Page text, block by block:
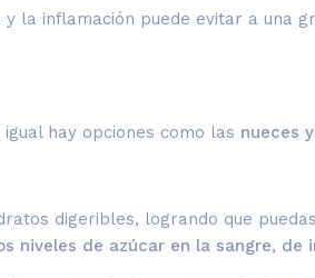
la inflamación puede evitar a una
hay opciones como las nueces
digeribles, logrando que
niveles de azúcar en la sangre, de